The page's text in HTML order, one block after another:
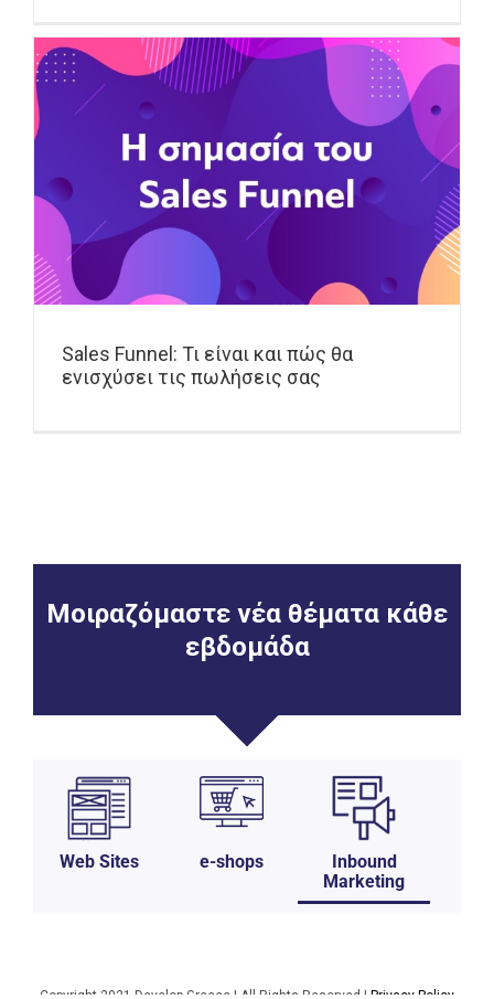
Sales Funnel: Τι είναι και πώς θα
ενισχύσει τις πωλήσεις σας
Μοιραζόμαστε νέα θέματα κάθε
εβδομάδα
Web Sites e-shops
Inbound
Marketing
Copyright 2021 Develop Greece | All Rights Reserved | Privacy Policy